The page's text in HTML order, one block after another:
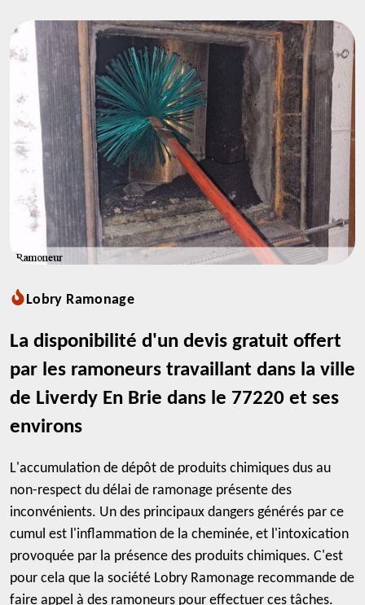
Lobry Ramonage
La disponibilité d'un devis gratuit offert
par les ramoneurs travaillant dans la ville
de Liverdy En Brie dans le 77220 et ses
environs
L'accumulation de dépôt de produits chimiques dus au
non-respect du délai de ramonage présente des
inconvénients. Un des principaux dangers générés par ce
cumul est l'inflammation de la cheminée, et l'intoxication
provoquée par la présence des produits chimiques. C'est
pour cela que la société Lobry Ramonage recommande de
faire appel à des ramoneurs pour effectuer ces tâches.